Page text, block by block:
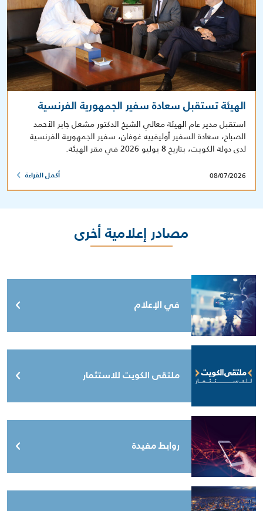
الهيئة تستقبل سعادة سفير الجمهورية الفرنسية
استقبل مدير عام الهيئة معالي الشيخ الدكتور مشعل جابر الأحمد
الصباح، سعادة السفير أوليفييه غوفان، سفير الجمهورية الفرنسية
لدى دولة الكويت، بتاريخ 8 يوليو 2026 في مقر الهيئة.
08/07/2026 أكمل القراءة
مصادر إعلامية أخرى
في الإعلام
ملتقى الكويت للاستثمار
روابط مفيدة